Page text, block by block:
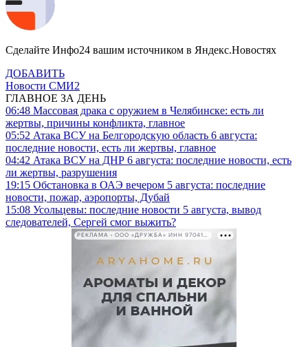
Сделайте Инфо24 вашим источником в Яндекс.Новостях
ДОБАВИТЬ
Новости СМИ2
ГЛАВНОЕ ЗА ДЕНЬ
06:48 Массовая драка с оружием в Челябинске: есть ли
жертвы, причины конфликта, главное
05:52 Атака ВСУ на Белгородскую область 6 августа:
последние новости, есть ли жертвы, главное
04:42 Атака ВСУ на ДНР 6 августа: последние новости, есть
ли жертвы, разрушения
19:15 Обстановка в ОАЭ вечером 5 августа: последние
новости, пожар, аэропорты, Дубай
15:08 Усольцевы: последние новости 5 августа, вывод
следователей, Сергей смог выжить?
РЕКЛАМА • ООО «ДРУЖБА» ИНН 9704146411